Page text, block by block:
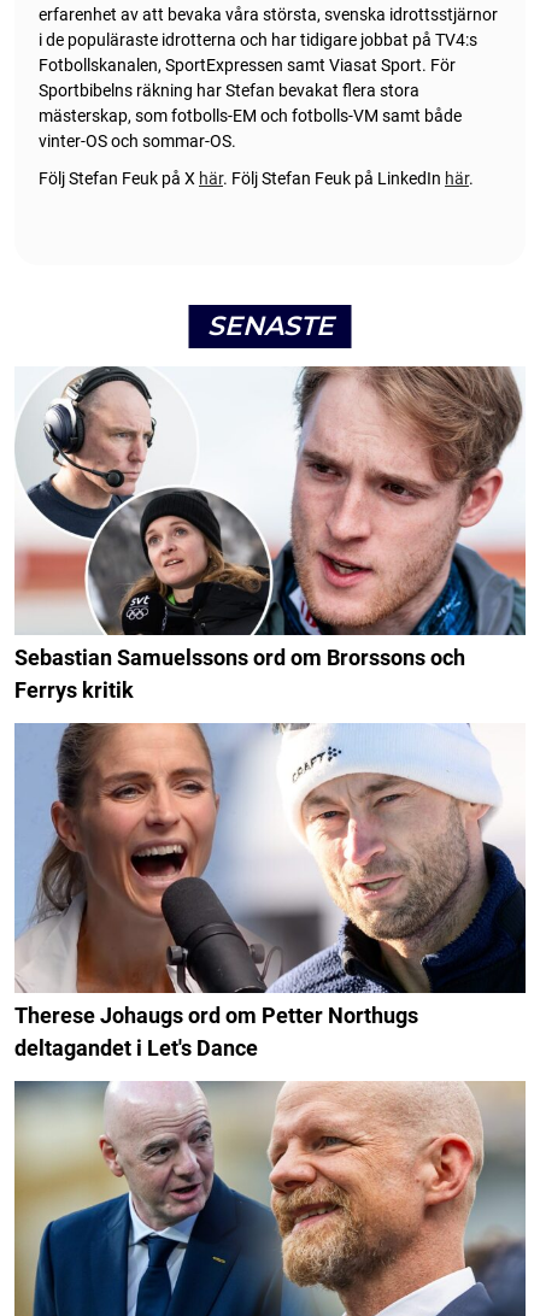
erfarenhet av att bevaka våra största, svenska idrottsstjärnor
i de populäraste idrotterna och har tidigare jobbat på TV4:s
Fotbollskanalen, SportExpressen samt Viasat Sport. För
Sportbibelns räkning har Stefan bevakat flera stora
mästerskap, som fotbolls-EM och fotbolls-VM samt både
vinter-OS och sommar-OS.
Följ Stefan Feuk på X här. Följ Stefan Feuk på LinkedIn här.
SENASTE
Sebastian Samuelssons ord om Brorssons och
Ferrys kritik
Therese Johaugs ord om Petter Northugs
deltagandet i Let's Dance